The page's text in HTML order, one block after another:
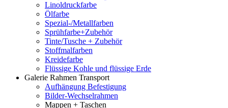
Linoldruckfarbe
Ölfarbe
Spezial-/Metallfarben
Sprühfarbe+Zubehör
Tinte/Tusche + Zubehör
Stoffmalfarben
Kreidefarbe
Flüssige Kohle und flüssige Erde
Galerie Rahmen Transport
Aufhängung Befestigung
Bilder-Wechselrahmen
Mappen + Taschen